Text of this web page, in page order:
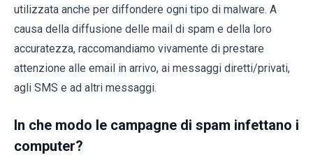
utilizzata anche per diffondere ogni tipo di malware. A
causa della diffusione delle mail di spam e della loro
accuratezza, raccomandiamo vivamente di prestare
attenzione alle email in arrivo, ai messaggi diretti/privati,
agli SMS e ad altri messaggi.
In che modo le campagne di spam infettano i
computer?